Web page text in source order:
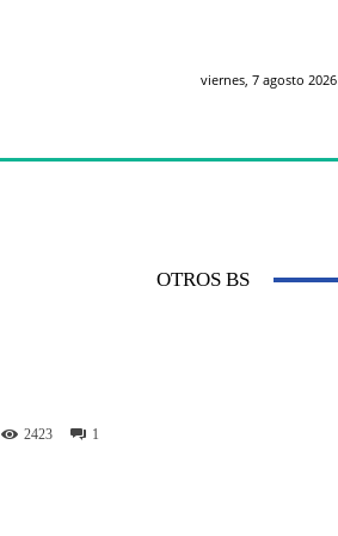
viernes, 7 agosto 2026
1
2423
OTROS BS